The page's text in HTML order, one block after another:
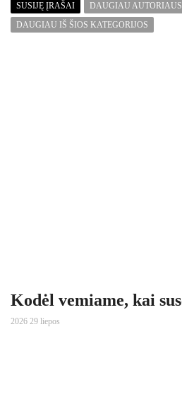
SUSIJĘ ĮRAŠAI
DAUGIAU
DAUGIAU IŠ ŠIOS KATEGORIJOS
Kodėl vemiame, kai
2026 29 liepos